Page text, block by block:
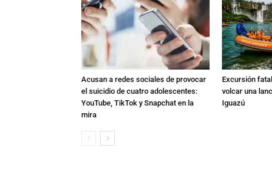
Acusan a redes sociales de provocar
el suicidio de cuatro adolescentes:
YouTube, TikTok y Snapchat en la
mira
Excursión
volcar una
Iguazú